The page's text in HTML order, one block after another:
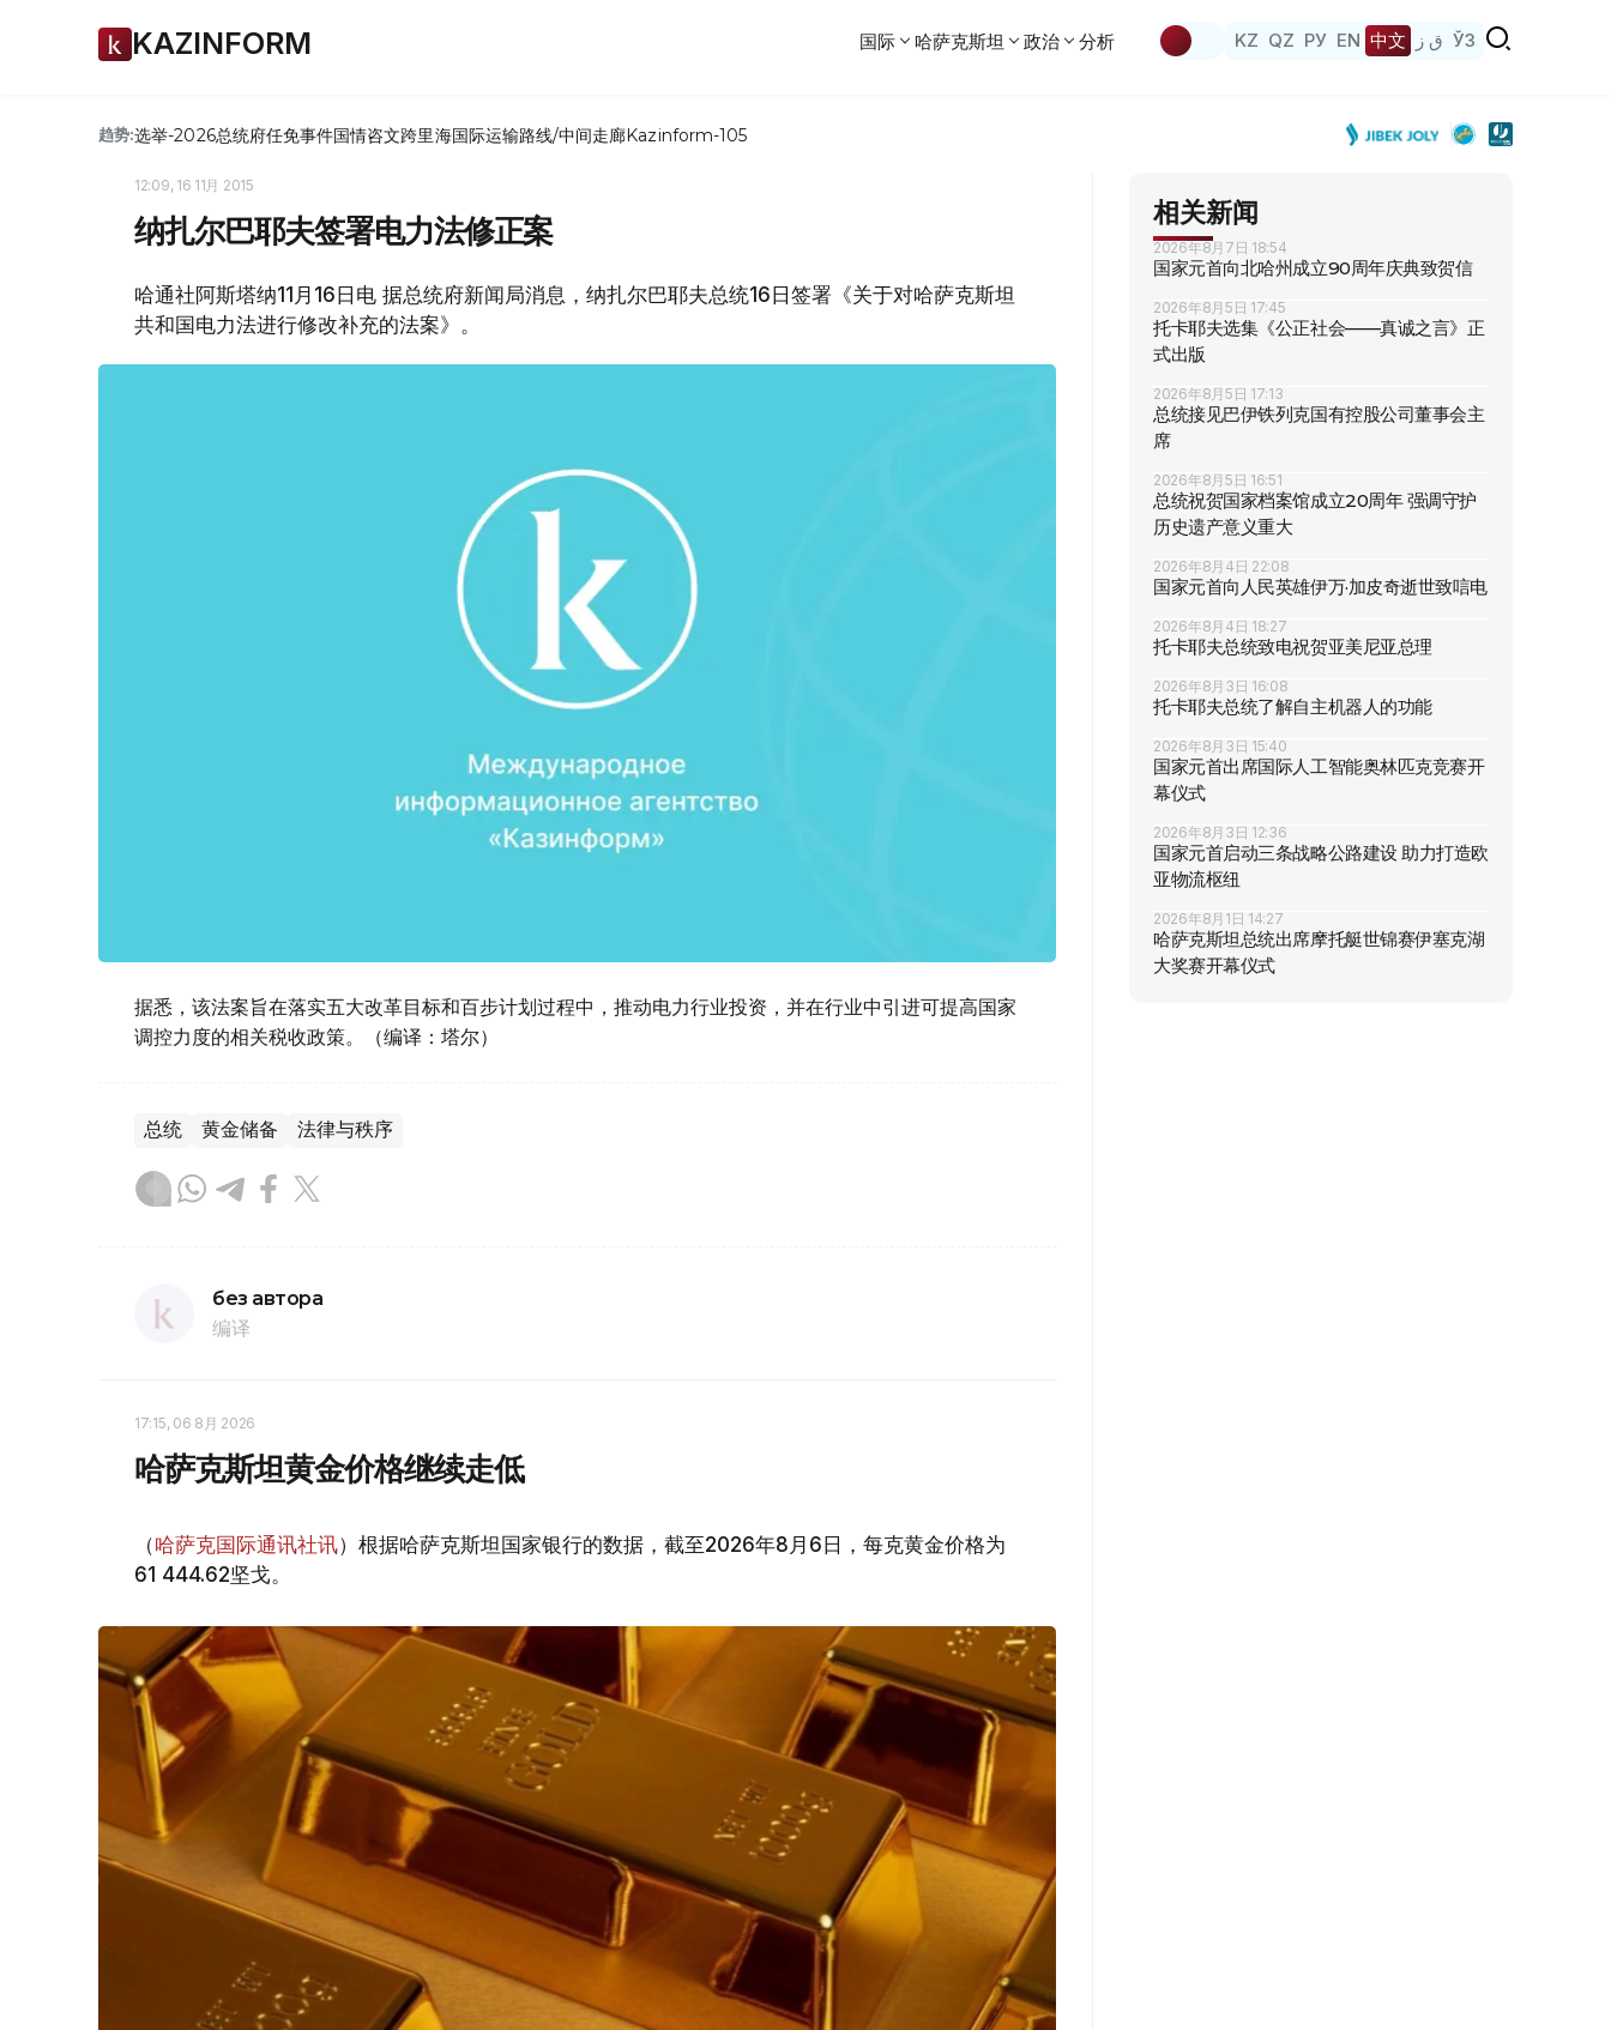
KAZINFORM 国际 哈萨克斯坦 政治 分析 KZ QZ РУ EN 中文 ق ز ЎЗ
趋势:选举-2026总统府任免事件国情咨文跨里海国际运输路线/中间走廊Kazinform-105
12:09, 16 11月 2015
纳扎尔巴耶夫签署电力法修正案
哈通社阿斯塔纳11月16日电 据总统府新闻局消息，纳扎尔巴耶夫总统16日签署《关于对哈萨克斯坦
共和国电力法进行修改补充的法案》。
据悉，该法案旨在落实五大改革目标和百步计划过程中，推动电力行业投资，并在行业中引进可提高国家
调控力度的相关税收政策。（编译：塔尔）
总统 黄金储备 法律与秩序
без автора
编译
17:15, 06 8月 2026
哈萨克斯坦黄金价格继续走低
（哈萨克国际通讯社讯）根据哈萨克斯坦国家银行的数据，截至2026年8月6日，每克黄金价格为
61 444.62坚戈。
相关新闻
2026年8月7日 18:54
国家元首向北哈州成立90周年庆典致贺信
2026年8月5日 17:45
托卡耶夫选集《公正社会——真诚之言》正
式出版
2026年8月5日 17:13
总统接见巴伊铁列克国有控股公司董事会主
席
2026年8月5日 16:51
总统祝贺国家档案馆成立20周年 强调守护
历史遗产意义重大
2026年8月4日 22:08
国家元首向人民英雄伊万·加皮奇逝世致唁电
2026年8月4日 18:27
托卡耶夫总统致电祝贺亚美尼亚总理
2026年8月3日 16:08
托卡耶夫总统了解自主机器人的功能
2026年8月3日 15:40
国家元首出席国际人工智能奥林匹克竞赛开
幕仪式
2026年8月3日 12:36
国家元首启动三条战略公路建设 助力打造欧
亚物流枢纽
2026年8月1日 14:27
哈萨克斯坦总统出席摩托艇世锦赛伊塞克湖
大奖赛开幕仪式